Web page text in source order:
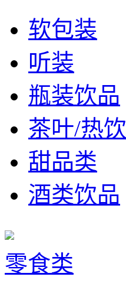
软包装
听装
瓶装饮品
茶叶/热饮
甜品类
酒类饮品
零食类